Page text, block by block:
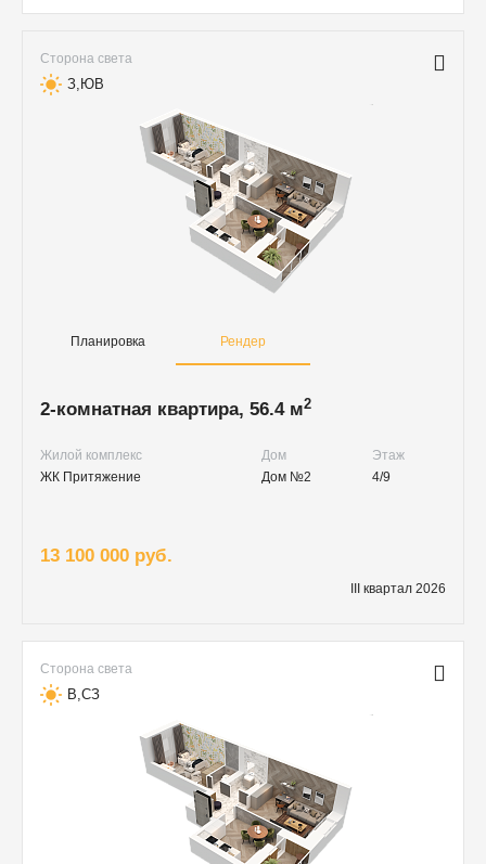
Сторона света
З,ЮВ
Планировка Рендер
2-комнатная квартира, 56.4 м2
Жилой комплекс Дом
Этаж
ЖК Притяжение
Дом №2 4/9
13 100 000 руб.
III квартал 2026
Сторона света
В,СЗ